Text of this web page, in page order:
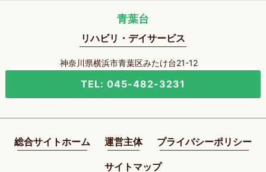
青葉台
リハビリ・デイサービス
神奈川県横浜市青葉区みたけ台21-12
TEL: 045-482-3231
総合サイトホーム 運営主体 プライバシーポリシー
サイトマップ